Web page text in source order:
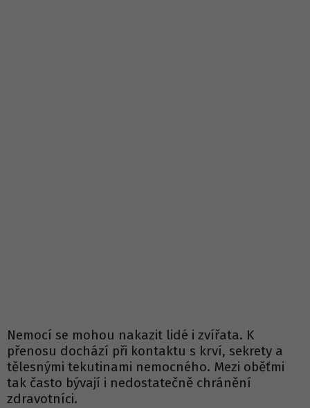
Nemocí se mohou nakazit lidé i zvířata. K
přenosu dochází při kontaktu s krví, sekrety a
tělesnými tekutinami nemocného. Mezi oběťmi
tak často bývají i nedostatečně chránění
zdravotníci.